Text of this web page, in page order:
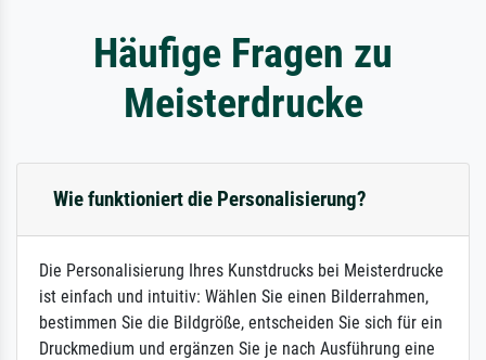
Häufige Fragen zu
Meisterdrucke
Wie funktioniert die Personalisierung?
Die Personalisierung Ihres Kunstdrucks bei Meisterdrucke
ist einfach und intuitiv: Wählen Sie einen Bilderrahmen,
bestimmen Sie die Bildgröße, entscheiden Sie sich für ein
Druckmedium und ergänzen Sie je nach Ausführung eine